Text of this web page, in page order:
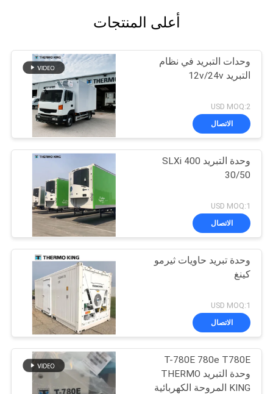
أعلى المنتجات
وحدات التبريد في نظام
التبريد 12v/24v
USD MOQ:2
الاتصال
وحدة التبريد SLXi 400
30/50
USD MOQ:1
الاتصال
وحدة تبريد حاويات ثيرمو
كينغ
USD MOQ:1
الاتصال
T-780E 780e T780E
وحدة التبريد THERMO
KING المروحة الكهربائية